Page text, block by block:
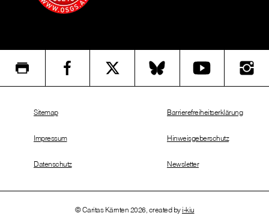
© Caritas Kärnten 2026, created by i-kiu
Sitemap
Impressum
Datenschutz
Barrierefreiheitserklärung
Hinweisgeberschutz
Newsletter